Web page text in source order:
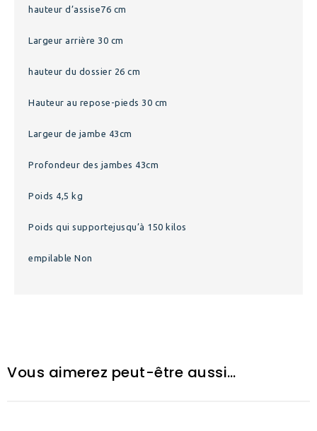
hauteur d’assise76 cm
Largeur arrière 30 cm
hauteur du dossier 26 cm
Hauteur au repose-pieds 30 cm
Largeur de jambe 43cm
Profondeur des jambes 43cm
Poids 4,5 kg
Poids qui supportejusqu’à 150 kilos
empilable Non
Vous aimerez peut-être aussi…